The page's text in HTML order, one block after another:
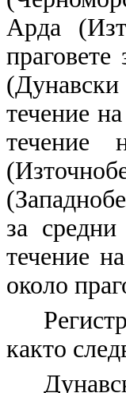
Арда
течение
за
течение
около
както